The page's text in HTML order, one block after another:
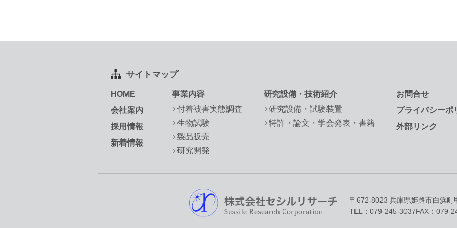
サイトマップ
HOME
会社案内
採用情報
新着情報
事業内容
付着被害実態調査
生物試験
製品販売
研究開発
研究設備・技術紹介
研究設備・試験装置
特許・論文・学会発表・書籍
お問合せ
プライバシーポ
外部リンク
〒672-8023 兵庫県姫路市白浜町
TEL：079-245-3037FAX：079-